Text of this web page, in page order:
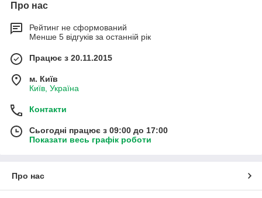
Про нас
Рейтинг не сформований
Менше 5 відгуків за останній рік
Працює з 20.11.2015
м. Київ
Київ, Україна
Контакти
Сьогодні працює з 09:00 до 17:00
Показати весь графік роботи
Про нас